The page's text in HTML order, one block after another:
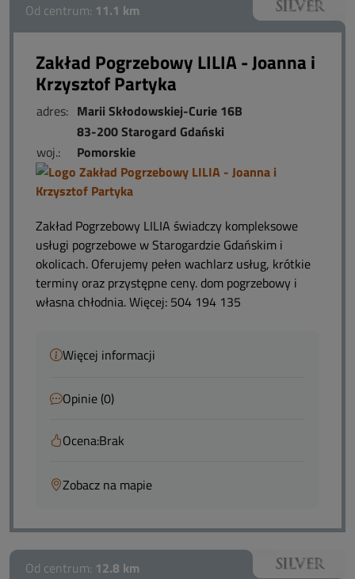
Od centrum: 11.1 km
Zakład Pogrzebowy LILIA - Joanna i
Krzysztof Partyka
adres: Marii Skłodowskiej-Curie 16B
83-200 Starogard Gdański
woj.:
Pomorskie
Zakład Pogrzebowy LILIA świadczy kompleksowe
usługi pogrzebowe w Starogardzie Gdańskim i
okolicach. Oferujemy pełen wachlarz usług, krótkie
terminy oraz przystępne ceny. dom pogrzebowy i
własna chłodnia. Więcej: 504 194 135
Więcej informacji
Opinie (0)
Ocena:Brak
Zobacz na mapie
Od centrum: 12.8 km